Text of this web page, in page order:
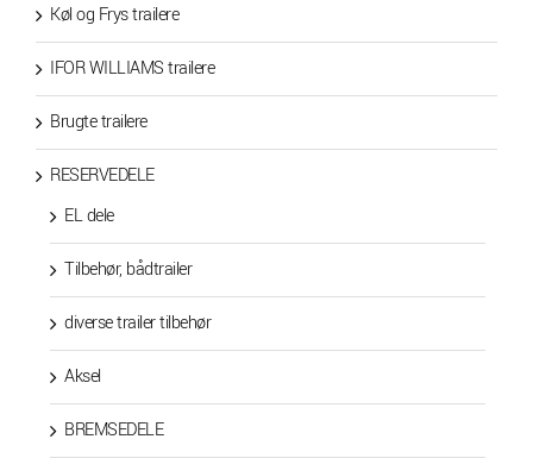
Køl og Frys trailere
IFOR WILLIAMS trailere
Brugte trailere
RESERVEDELE
EL dele
Tilbehør, bådtrailer
diverse trailer tilbehør
Aksel
BREMSEDELE